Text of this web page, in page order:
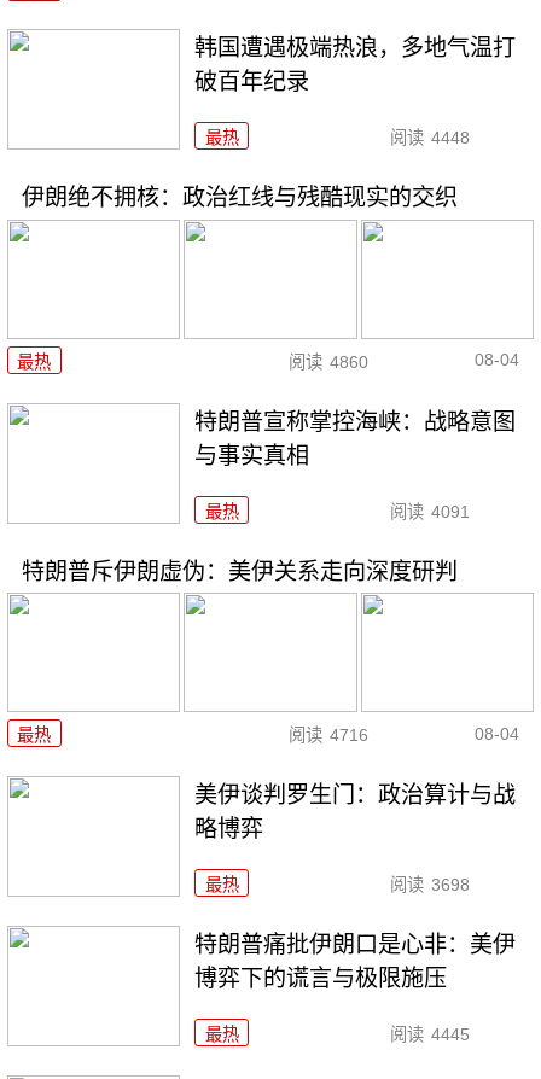
韩国遭遇极端热浪，多地气温打
破百年纪录
最热 阅读 4448
伊朗绝不拥核：政治红线与残酷现实的交织
最热 阅读 4860 08-04
特朗普宣称掌控海峡：战略意图
与事实真相
最热 阅读 4091
特朗普斥伊朗虚伪：美伊关系走向深度研判
最热 阅读 4716 08-04
美伊谈判罗生门：政治算计与战
略博弈
最热 阅读 3698
特朗普痛批伊朗口是心非：美伊
博弈下的谎言与极限施压
最热 阅读 4445